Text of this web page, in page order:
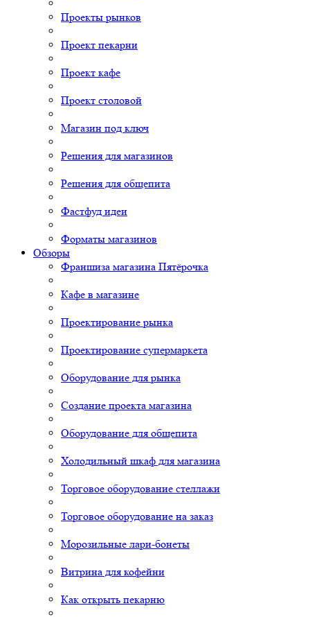
Проекты рынков
Проект пекарни
Проект кафе
Проект столовой
Магазин под ключ
Решения для магазинов
Решения для общепита
Фастфуд идеи
Форматы магазинов
Обзоры
Франшиза магазина Пятёрочка
Кафе в магазине
Проектирование рынка
Проектирование супермаркета
Оборудование для рынка
Создание проекта магазина
Оборудование для общепита
Холодильный шкаф для магазина
Торговое оборудование стеллажи
Торговое оборудование на заказ
Морозильные лари-бонеты
Витрина для кофейни
Как открыть пекарню